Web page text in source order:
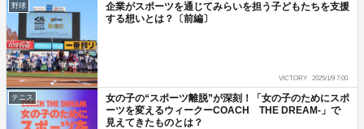
野球
企業がスポーツを通じてみらいを担う子どもたちを支援
する想いとは？〔前編〕
VICTORY 2025/1/9 7:00
テニス
女の子の“スポーツ離脱”が深刻！「女の子のためにスポ
ーツを変えるウィークーCOACH THE DREAM-」で
見えてきたものとは？